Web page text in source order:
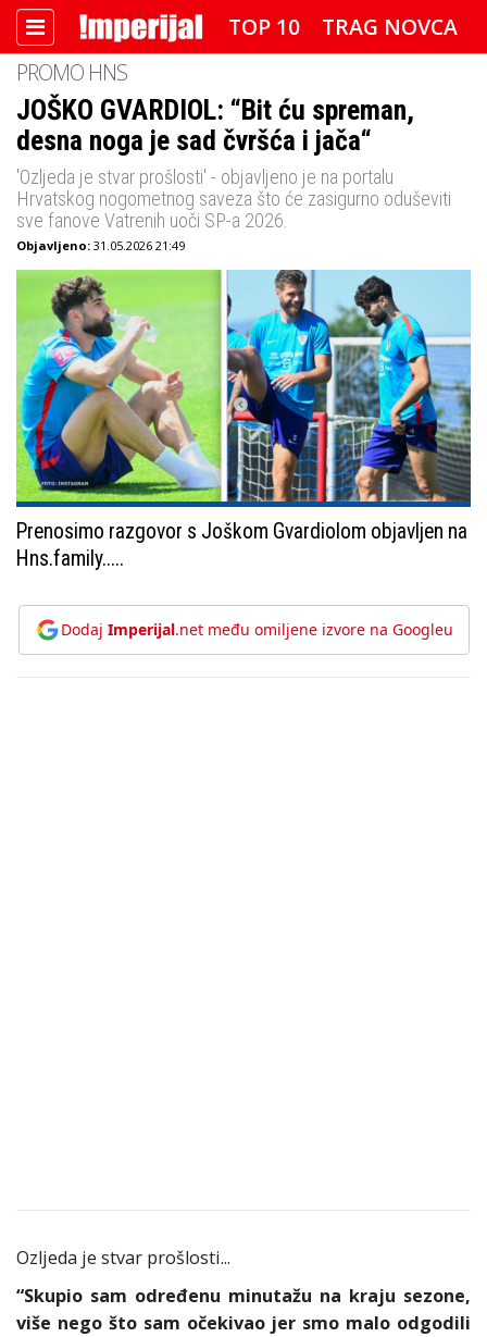
TOP 10
TRAG NOVCA
DETEKTOR
IMPERIJAL VIDEO
RADAR
IMPERIJAL & FREETIME
IMPERIJALOVE POZNATE FACE
PROMO HNS
JOŠKO GVARDIOL: “Bit ću spreman,
desna noga je sad čvršća i jača“
'Ozljeda je stvar prošlosti' - objavljeno je na portalu
Hrvatskog nogometnog saveza što će zasigurno oduševiti
sve fanove Vatrenih uoči SP-a 2026.
Objavljeno: 31.05.2026 21:49
Prenosimo razgovor s Joškom Gvardiolom objavljen na
Hns.family.....
Dodaj Imperijal.net među omiljene izvore na Googleu
Ozljeda je stvar prošlosti...
“Skupio sam određenu minutažu na kraju sezone,
više nego što sam očekivao jer smo malo odgodili